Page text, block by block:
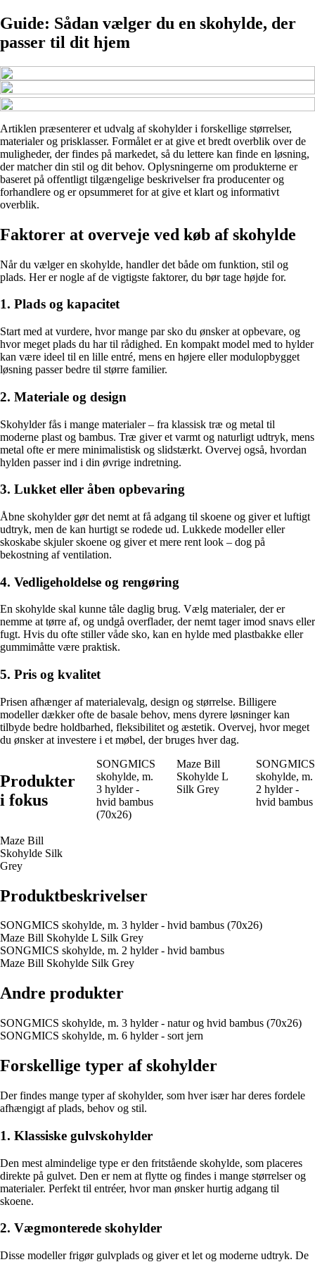
Guide: Sådan vælger du en skohylde, der
passer til dit hjem
Artiklen præsenterer et udvalg af skohylder i forskellige størrelser,
materialer og prisklasser. Formålet er at give et bredt overblik over de
muligheder, der findes på markedet, så du lettere kan finde en løsning,
der matcher din stil og dit behov. Oplysningerne om produkterne er
baseret på offentligt tilgængelige beskrivelser fra producenter og
forhandlere og er opsummeret for at give et klart og informativt
overblik.
Faktorer at overveje ved køb af skohylde
Når du vælger en skohylde, handler det både om funktion, stil og
plads. Her er nogle af de vigtigste faktorer, du bør tage højde for.
1. Plads og kapacitet
Start med at vurdere, hvor mange par sko du ønsker at opbevare, og
hvor meget plads du har til rådighed. En kompakt model med to hylder
kan være ideel til en lille entré, mens en højere eller modulopbygget
løsning passer bedre til større familier.
2. Materiale og design
Skohylder fås i mange materialer – fra klassisk træ og metal til
moderne plast og bambus. Træ giver et varmt og naturligt udtryk, mens
metal ofte er mere minimalistisk og slidstærkt. Overvej også, hvordan
hylden passer ind i din øvrige indretning.
3. Lukket eller åben opbevaring
Åbne skohylder gør det nemt at få adgang til skoene og giver et luftigt
udtryk, men de kan hurtigt se rodede ud. Lukkede modeller eller
skoskabe skjuler skoene og giver et mere rent look – dog på
bekostning af ventilation.
4. Vedligeholdelse og rengøring
En skohylde skal kunne tåle daglig brug. Vælg materialer, der er
nemme at tørre af, og undgå overflader, der nemt tager imod snavs eller
fugt. Hvis du ofte stiller våde sko, kan en hylde med plastbakke eller
gummimåtte være praktisk.
5. Pris og kvalitet
Prisen afhænger af materialevalg, design og størrelse. Billigere
modeller dækker ofte de basale behov, mens dyrere løsninger kan
tilbyde bedre holdbarhed, fleksibilitet og æstetik. Overvej, hvor meget
du ønsker at investere i et møbel, der bruges hver dag.
Produkter
i fokus
SONGMICS
skohylde, m.
3 hylder -
hvid bambus
(70x26)
Maze Bill
Skohylde L
Silk Grey
SONGMICS
skohylde, m.
2 hylder -
hvid bambus
Maze Bill
Skohylde Silk
Grey
Produktbeskrivelser
SONGMICS skohylde, m. 3 hylder - hvid bambus (70x26)
Maze Bill Skohylde L Silk Grey
SONGMICS skohylde, m. 2 hylder - hvid bambus
Maze Bill Skohylde Silk Grey
Andre produkter
SONGMICS skohylde, m. 3 hylder - natur og hvid bambus (70x26)
SONGMICS skohylde, m. 6 hylder - sort jern
Forskellige typer af skohylder
Der findes mange typer af skohylder, som hver især har deres fordele
afhængigt af plads, behov og stil.
1. Klassiske gulvskohylder
Den mest almindelige type er den fritstående skohylde, som placeres
direkte på gulvet. Den er nem at flytte og findes i mange størrelser og
materialer. Perfekt til entréer, hvor man ønsker hurtig adgang til
skoene.
2. Vægmonterede skohylder
Disse modeller frigør gulvplads og giver et let og moderne udtryk. De